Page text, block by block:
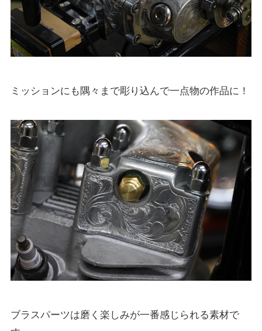
ミッションにも隅々まで彫り込んで一点物の作品に！
ブラスパーツは磨く楽しみが一番感じられる素材で